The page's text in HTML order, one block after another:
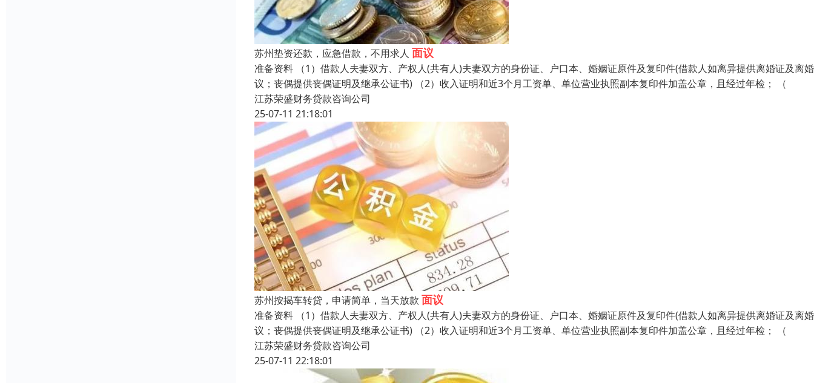
苏州垫资还款，应急借款，不用求人 面议
准备资料 （1）借款人夫妻双方、产权人(共有人)夫妻双方的身份证、户口本、婚姻证原件及复印件(借款人如离异提供离婚证及离
议；丧偶提供丧偶证明及继承公证书) （2）收入证明和近3个月工资单、单位营业执照副本复印件加盖公章，且经过年检； （
江苏荣盛财务贷款咨询公司
25-07-11 21:18:01
苏州按揭车转贷，申请简单，当天放款 面议
准备资料 （1）借款人夫妻双方、产权人(共有人)夫妻双方的身份证、户口本、婚姻证原件及复印件(借款人如离异提供离婚证及离
议；丧偶提供丧偶证明及继承公证书) （2）收入证明和近3个月工资单、单位营业执照副本复印件加盖公章，且经过年检； （
江苏荣盛财务贷款咨询公司
25-07-11 22:18:01